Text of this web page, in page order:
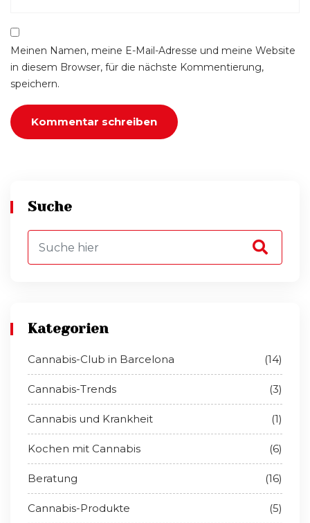
Meinen Namen, meine E-Mail-Adresse und meine Website
in diesem Browser, für die nächste Kommentierung,
speichern.
Suche
Kategorien
Cannabis-Club in Barcelona (14)
Cannabis-Trends (3)
Cannabis und Krankheit (1)
Kochen mit Cannabis (6)
Beratung (16)
Cannabis-Produkte (5)